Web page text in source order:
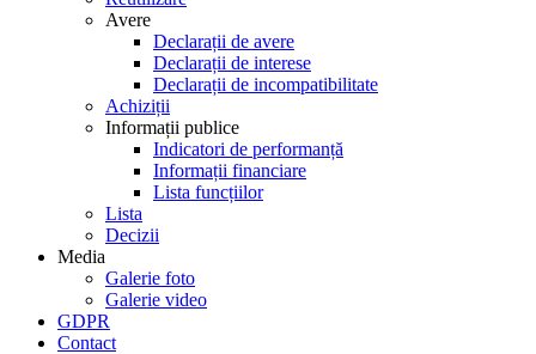
Avere
Declarații de avere
Declarații de interese
Declarații de incompatibilitate
Achiziții
Informații publice
Indicatori de performanță
Informații financiare
Lista funcțiilor
Lista
Decizii
Media
Galerie foto
Galerie video
GDPR
Contact